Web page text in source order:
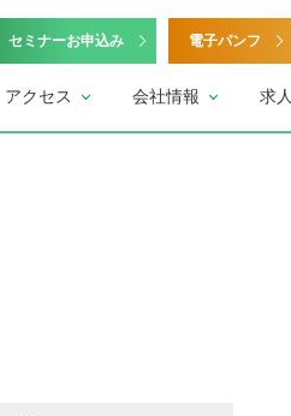
セミナーお申込み 電子パンフ
アクセス 会社情報 求人